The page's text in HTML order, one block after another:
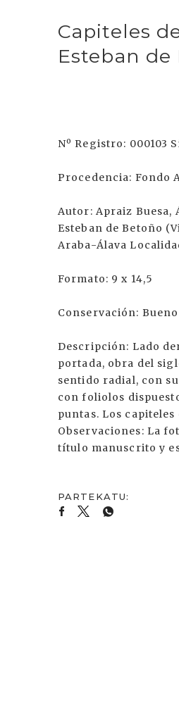
Capiteles
Esteban de
Nº Registro: 000103
Procedencia: Fondo
Autor: Apraiz Buesa,
Esteban de Betoño
Araba-Álava
Formato: 9 x 14,5
Conservación:
Descripción: Lado
portada, obra del
sentido radial, con
con foliolos
puntas. Los
Observaciones: La
título manuscrito y